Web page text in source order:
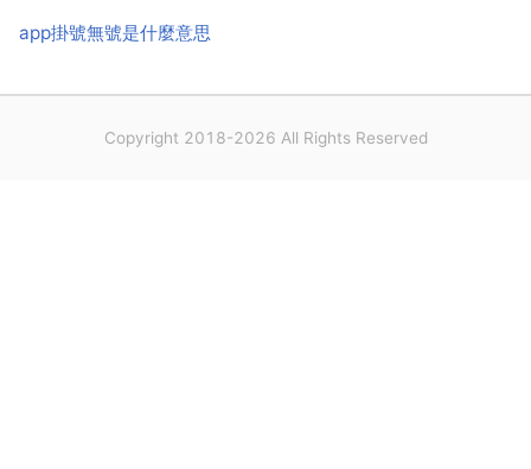
app掛號無號是什麼意思
Copyright 2018-2026 All Rights Reserved